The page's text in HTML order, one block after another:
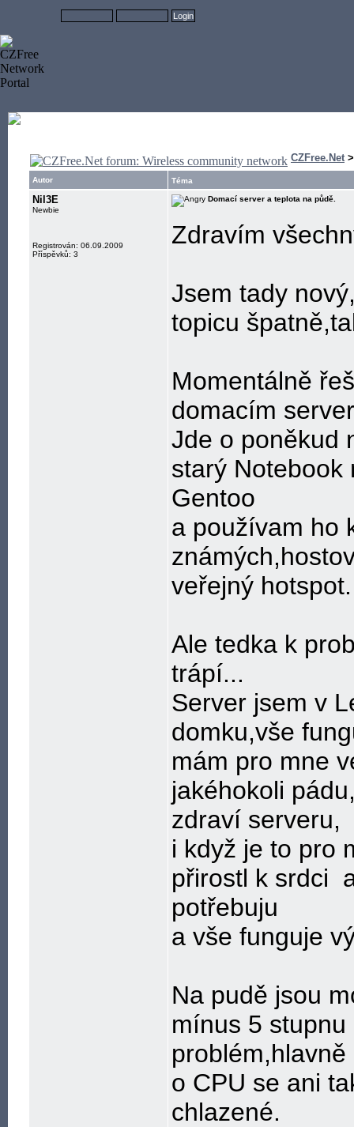
CZFree.Net
Autor Téma
Nil3E
Newbie
Registrován: 06.09.2009
Příspěvků: 3
Domací server a teplota na půdě.
Zdravím
Jsem tady
topicu
Momentálně
domacím
Jde o poněkud
starý Notebook
Gentoo
a používam ho
veřejný hotspot.
Ale tedka k
trápí...
Server jsem v
domku,vše
mám pro mne
jakéhokoli
zdraví serveru,
i když je to pro
přirostl k srdci
potřebuju
a vše funguje
Na pudě jsou
mínus 5
o CPU se ani
chlazené.